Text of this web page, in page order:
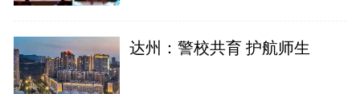
达州：警校共育 护航师生